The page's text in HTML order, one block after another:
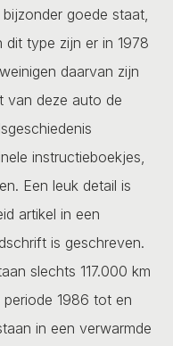
goede staat,
type zijn er in 1978
daarvan zijn
van deze auto de
instructieboekjes,
Een leuk detail is
artikel in een
is geschreven.
slechts 117.000 km
1986 tot en
in een verwarmde